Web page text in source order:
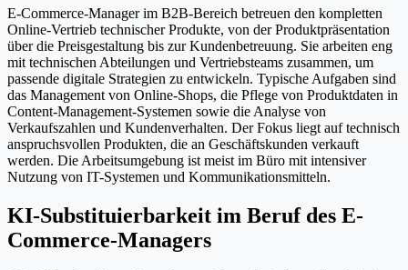
E-Commerce-Manager im B2B-Bereich betreuen den kompletten
Online-Vertrieb technischer Produkte, von der Produktpräsentation
über die Preisgestaltung bis zur Kundenbetreuung. Sie arbeiten eng
mit technischen Abteilungen und Vertriebsteams zusammen, um
passende digitale Strategien zu entwickeln. Typische Aufgaben sind
das Management von Online-Shops, die Pflege von Produktdaten in
Content-Management-Systemen sowie die Analyse von
Verkaufszahlen und Kundenverhalten. Der Fokus liegt auf technisch
anspruchsvollen Produkten, die an Geschäftskunden verkauft
werden. Die Arbeitsumgebung ist meist im Büro mit intensiver
Nutzung von IT-Systemen und Kommunikationsmitteln.
KI-Substituierbarkeit im Beruf des E-
Commerce-Managers